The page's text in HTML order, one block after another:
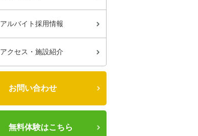
アルバイト採用情報
アクセス・施設紹介
お問い合わせ
無料体験はこちら